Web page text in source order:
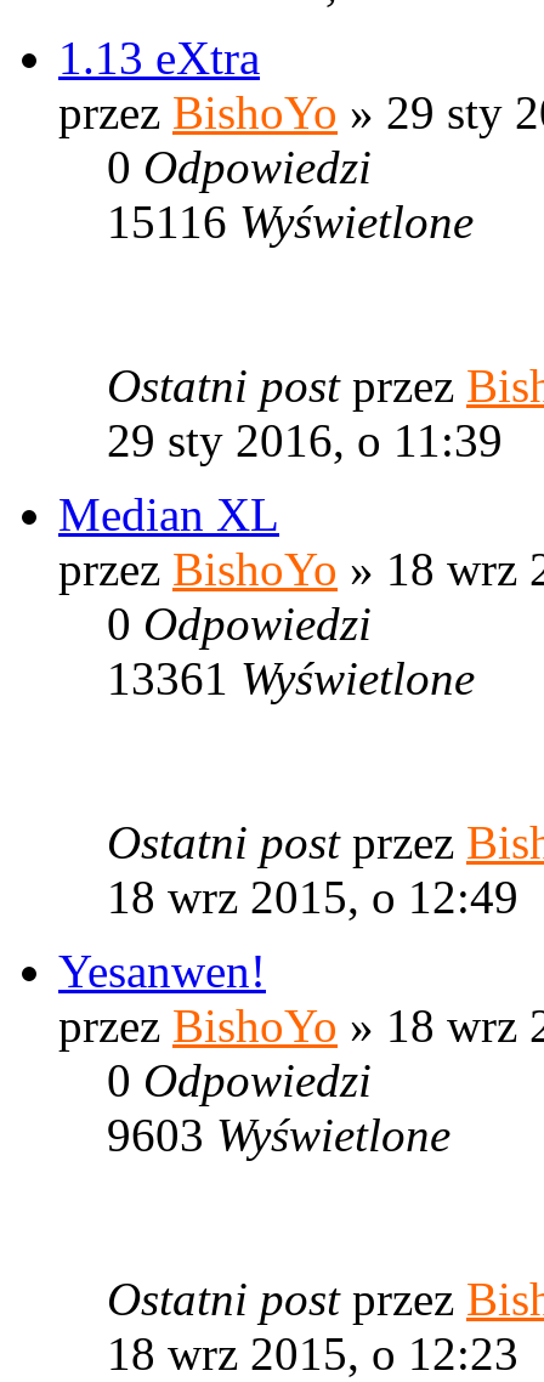
1.13 eXtra
przez BishoYo » 29 sty
0 Odpowiedzi
15116 Wyświetlone
Ostatni post przez
29 sty 2016, o 11:39
Median XL
przez BishoYo » 18 wrz
0 Odpowiedzi
13361 Wyświetlone
Ostatni post przez
18 wrz 2015, o 12:49
Yesanwen!
przez BishoYo » 18 wrz
0 Odpowiedzi
9603 Wyświetlone
Ostatni post przez
18 wrz 2015, o 12:23